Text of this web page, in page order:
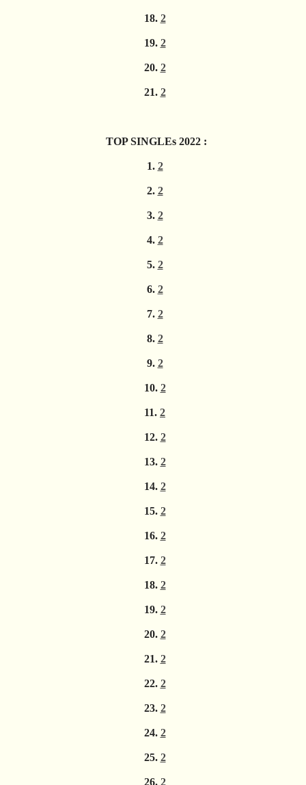
18. 2
19. 2
20. 2
21. 2
TOP SINGLEs 2022 :
1. 2
2. 2
3. 2
4. 2
5. 2
6. 2
7. 2
8. 2
9. 2
10. 2
11. 2
12. 2
13. 2
14. 2
15. 2
16. 2
17. 2
18. 2
19. 2
20. 2
21. 2
22. 2
23. 2
24. 2
25. 2
26. 2